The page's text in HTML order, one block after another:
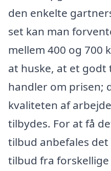
den enkelte
set kan man
mellem 400 og 700
at huske, at et godt
handler om prisen;
kvaliteten af
tilbydes. For at få
tilbud anbefales
tilbud fra